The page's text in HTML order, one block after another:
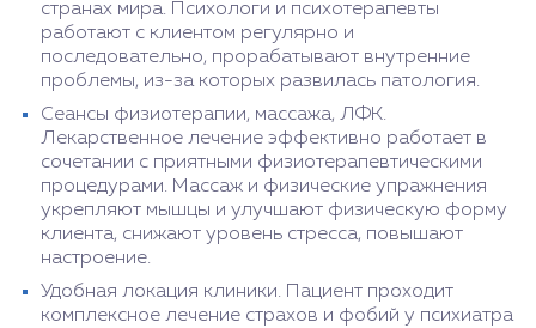
странах мира. Психологи и психотерапевты
работают с клиентом регулярно и
последовательно, прорабатывают внутренние
проблемы, из-за которых развилась патология.
Сеансы физиотерапии, массажа, ЛФК.
Лекарственное лечение эффективно работает в
сочетании с приятными физиотерапевтическими
процедурами. Массаж и физические упражнения
укрепляют мышцы и улучшают физическую форму
клиента, снижают уровень стресса, повышают
настроение.
Удобная локация клиники. Пациент проходит
комплексное лечение страхов и фобий у психиатра